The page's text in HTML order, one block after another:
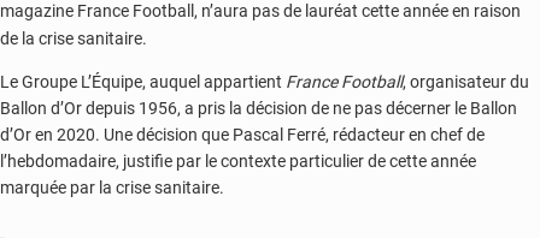
magazine France Football, n’aura pas de lauréat cette année en raison
de la crise sanitaire.
Le Groupe L’Équipe, auquel appartient France Football, organisateur du
Ballon d’Or depuis 1956, a pris la décision de ne pas décerner le Ballon
d’Or en 2020. Une décision que Pascal Ferré, rédacteur en chef de
l’hebdomadaire, justifie par le contexte particulier de cette année
marquée par la crise sanitaire.